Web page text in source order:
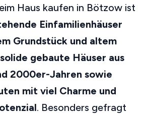
Haus kaufen in Bötzow ist
Einfamilienhäuser
Grundstück und altem
gebaute Häuser aus
2000er-Jahren sowie
mit viel Charme und
. Besonders gefragt